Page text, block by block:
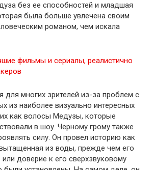
без ее способностей и младшая
была больше увлечена своим
романом, чем искала
фильмы и сериалы, реалистично
для многих зрителей из-за проблем с
из наиболее визуально интересных
как волосы Медузы, которые
в шоу. Черному грому также
силу. Он провел историю как
из воды, прежде чем его
доверие к его сверхзвуковому